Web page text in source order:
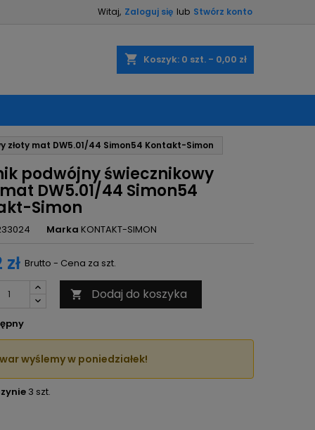
Witaj, Zaloguj się lub Stwórz konto
shopping_cart Koszyk: 0 szt. - 0,00 zł
złoty mat DW5.01/44 Simon54 Kontakt-Simon
podwójny świecznikowy
mat DW5.01/44 Simon54
Simon
Marka KONTAKT-SIMON
Brutto - Cena za szt.
 Dodaj do koszyka
wyślemy w poniedziałek!
3 szt.